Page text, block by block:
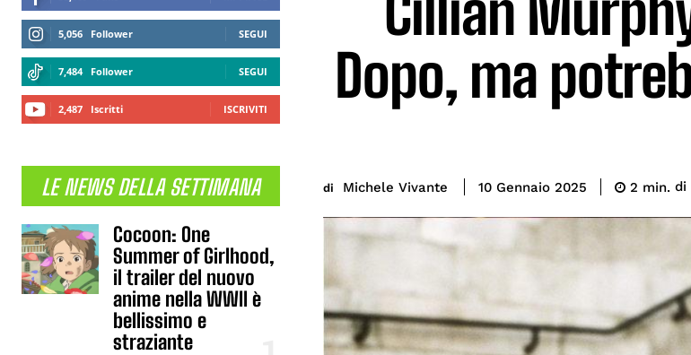
5,056 Follower SEGUI
7,484 Follower SEGUI
2,487 Iscritti ISCRIVITI
LE NEWS DELLA SETTIMANA
Cocoon: One
Summer of Girlhood,
il trailer del nuovo
anime nella WWII è
bellissimo e
straziante
Dopo, ma
di Michele Vivante 10 Gennaio 2025 2 min. di